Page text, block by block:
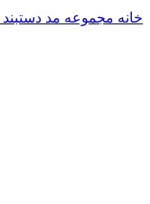
خانه مجموعه مد دستبند